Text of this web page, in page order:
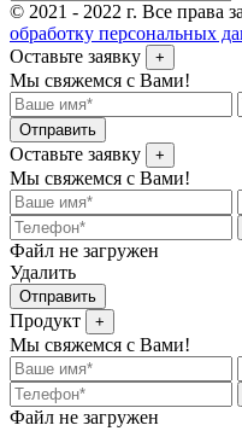
© 2021 - 2022 г. Все права
обработку персональных
Оставьте заявку
+
Мы свяжемся с Вами!
Отправить
Оставьте заявку +
Мы свяжемся с Вами!
Файл не загружен
Удалить
Отправить
Продукт +
Мы свяжемся с Вами!
Файл не загружен